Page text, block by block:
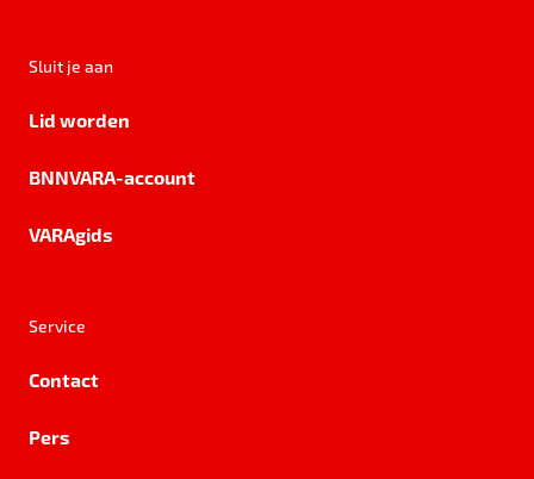
Sluit je aan
Lid worden
BNNVARA-account
VARAgids
Service
Contact
Pers